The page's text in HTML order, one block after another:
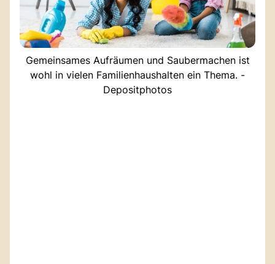
Gemeinsames Aufräumen und Saubermachen ist
wohl in vielen Familienhaushalten ein Thema. -
Depositphotos